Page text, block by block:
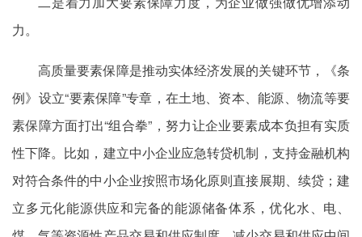
力。
高质量要素保障是推动实体经济发展的关键环节，《条
例》设立“要素保障”专章，在土地、资本、能源、物流等要
素保障方面打出“组合拳”，努力让企业要素成本负担有实质
性下降。比如，建立中小企业应急转贷机制，支持金融机构
对符合条件的中小企业按照市场化原则直接展期、续贷；建
立多元化能源供应和完备的能源储备体系，优化水、电、